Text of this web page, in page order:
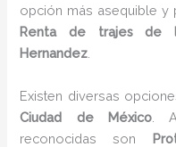
opción más asequible y
Renta de trajes de
Hernandez
Existen diversas
Ciudad de México .
reconocidas son